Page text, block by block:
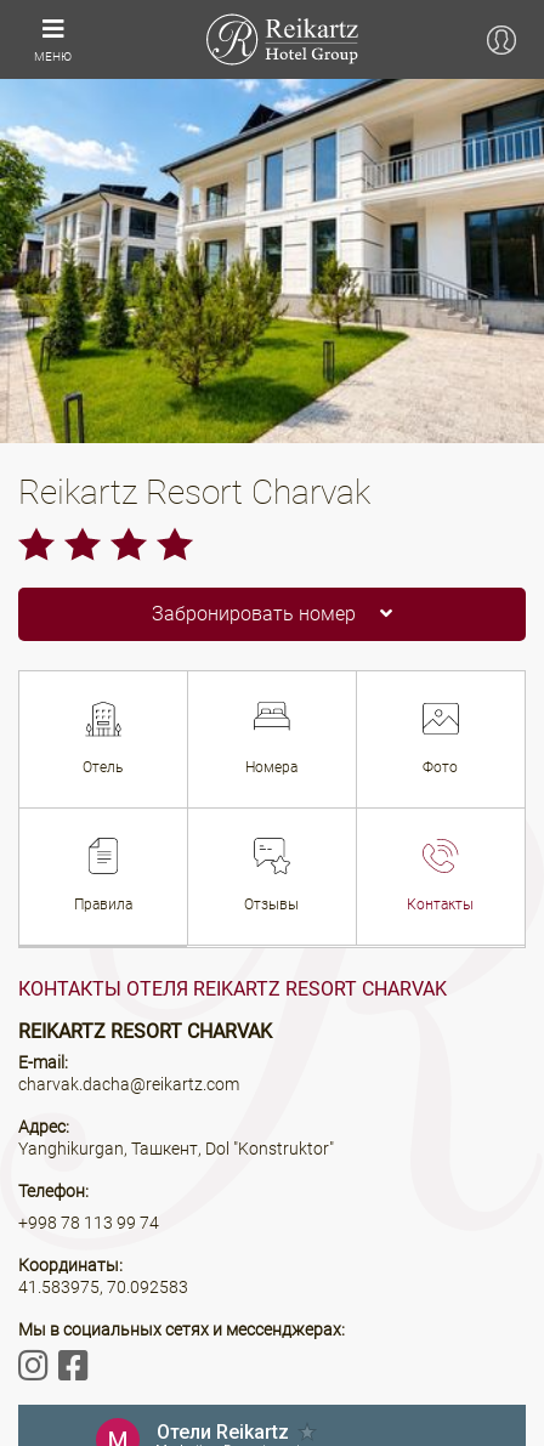
МЕНЮ
Reikartz Resort Charvak
Забронировать номер
Отель Номера Фото
Правила Отзывы Контакты
КОНТАКТЫ ОТЕЛЯ REIKARTZ RESORT CHARVAK
REIKARTZ RESORT CHARVAK
E-mail:
charvak.dacha@reikartz.com
Адрес:
Yanghikurgan, Ташкент, Dol "Konstruktor"
Телефон:
+998 78 113 99 74
Координаты:
41.583975, 70.092583
Мы в социальных сетях и мессенджерах: